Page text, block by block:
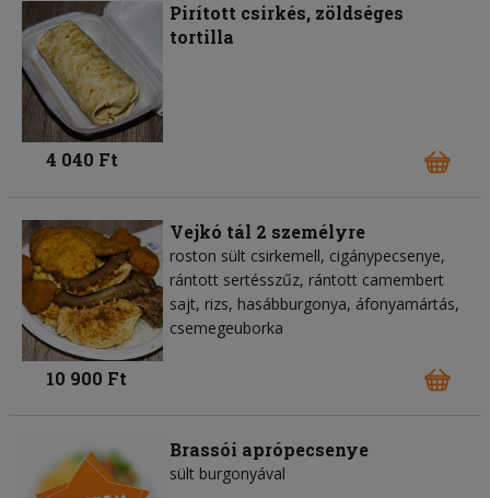
Pirított csirkés, zöldséges
tortilla
4 040 Ft
Vejkó tál 2 személyre
roston sült csirkemell, cigánypecsenye,
rántott sertésszűz, rántott camembert
sajt, rizs, hasábburgonya, áfonyamártás,
csemegeuborka
10 900 Ft
Brassói aprópecsenye
sült burgonyával